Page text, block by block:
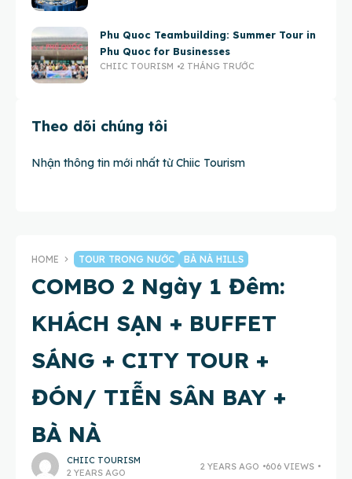
Phu Quoc Teambuilding: Summer Tour in
Phu Quoc for Businesses
CHIIC TOURISM 2 THÁNG TRƯỚC
Theo dõi chúng tôi
Nhận thông tin mới nhất từ Chiic Tourism
HOME TOUR TRONG NƯỚC BÀ NÀ HILLS
COMBO 2 Ngày 1 Đêm:
KHÁCH SẠN + BUFFET
SÁNG + CITY TOUR +
ĐÓN/ TIỄN SÂN BAY +
BÀ NÀ
CHIIC TOURISM
2 YEARS AGO
2 YEARS AGO
606 VIEWS